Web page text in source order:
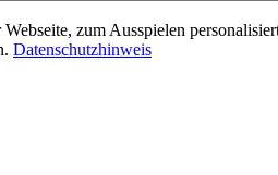
zum Ausspielen
Datenschutzhinweis